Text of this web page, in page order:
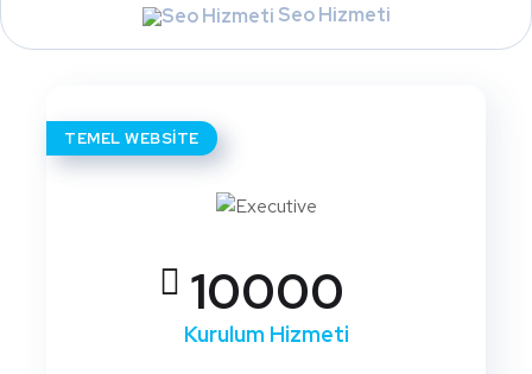
Seo Hizmeti
TEMEL WEBSITE
10000
Kurulum Hizmeti